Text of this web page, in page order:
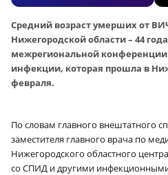
Средний возраст умерших от
Нижегородской области – 44
межрегиональной
инфекции, которая прошла в
февраля.
По словам главного внештатного
заместителя главного врача по
Нижегородского областного
со СПИД и другими